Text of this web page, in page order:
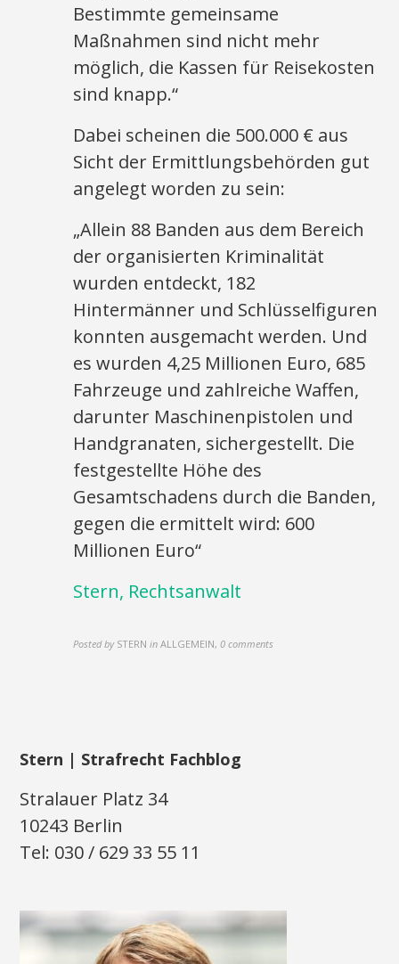
Bestimmte gemeinsame
Maßnahmen sind nicht mehr
möglich, die Kassen für Reisekosten
sind knapp.“
Dabei scheinen die 500.000 € aus
Sicht der Ermittlungsbehörden gut
angelegt worden zu sein:
„Allein 88 Banden aus dem Bereich
der organisierten Kriminalität
wurden entdeckt, 182
Hintermänner und Schlüsselfiguren
konnten ausgemacht werden. Und
es wurden 4,25 Millionen Euro, 685
Fahrzeuge und zahlreiche Waffen,
darunter Maschinenpistolen und
Handgranaten, sichergestellt. Die
festgestellte Höhe des
Gesamtschadens durch die Banden,
gegen die ermittelt wird: 600
Millionen Euro“
Stern, Rechtsanwalt
Posted by STERN in ALLGEMEIN,0 comments
Stern | Strafrecht Fachblog
Stralauer Platz 34
10243 Berlin
Tel: 030 / 629 33 55 11